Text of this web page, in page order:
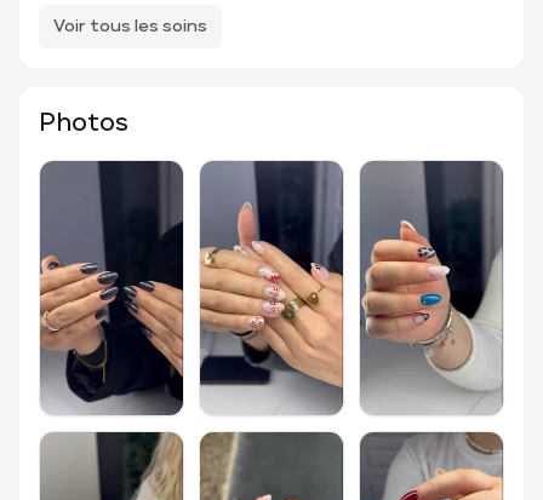
Voir tous les soins
Photos